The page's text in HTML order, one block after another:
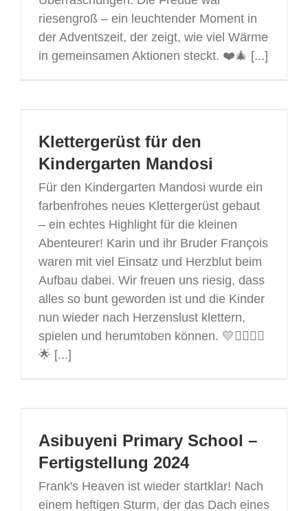
riesengroß – ein leuchtender Moment in
der Adventszeit, der zeigt, wie viel Wärme
in gemeinsamen Aktionen steckt. ❤️🎄 [...]
Klettergerüst für den
Kindergarten Mandosi
Für den Kindergarten Mandosi wurde ein
farbenfrohes neues Klettergerüst gebaut
– ein echtes Highlight für die kleinen
Abenteurer! Karin und ihr Bruder François
waren mit viel Einsatz und Herzblut beim
Aufbau dabei. Wir freuen uns riesig, dass
alles so bunt geworden ist und die Kinder
nun wieder nach Herzenslust klettern,
spielen und herumtoben können. 💛🤸‍♀️🤸‍♂️
🌟 [...]
Asibuyeni Primary School –
Fertigstellung 2024
Frank's Heaven ist wieder startklar! Nach
einem heftigen Sturm, der das Dach eines